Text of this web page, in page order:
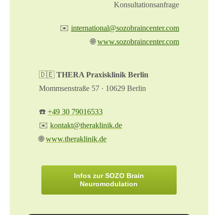
Konsultationsanfrage
✉️international@sozobraincenter.com
🌐www.sozobraincenter.com
🇩🇪 THERA Praxisklinik Berlin
Mommsenstraße 57 · 10629 Berlin
☎️ +49 30 79016533
✉️ kontakt@theraklinik.de
🌐www.theraklinik.de
Infos zur SOZO Brain
Neuromodulation